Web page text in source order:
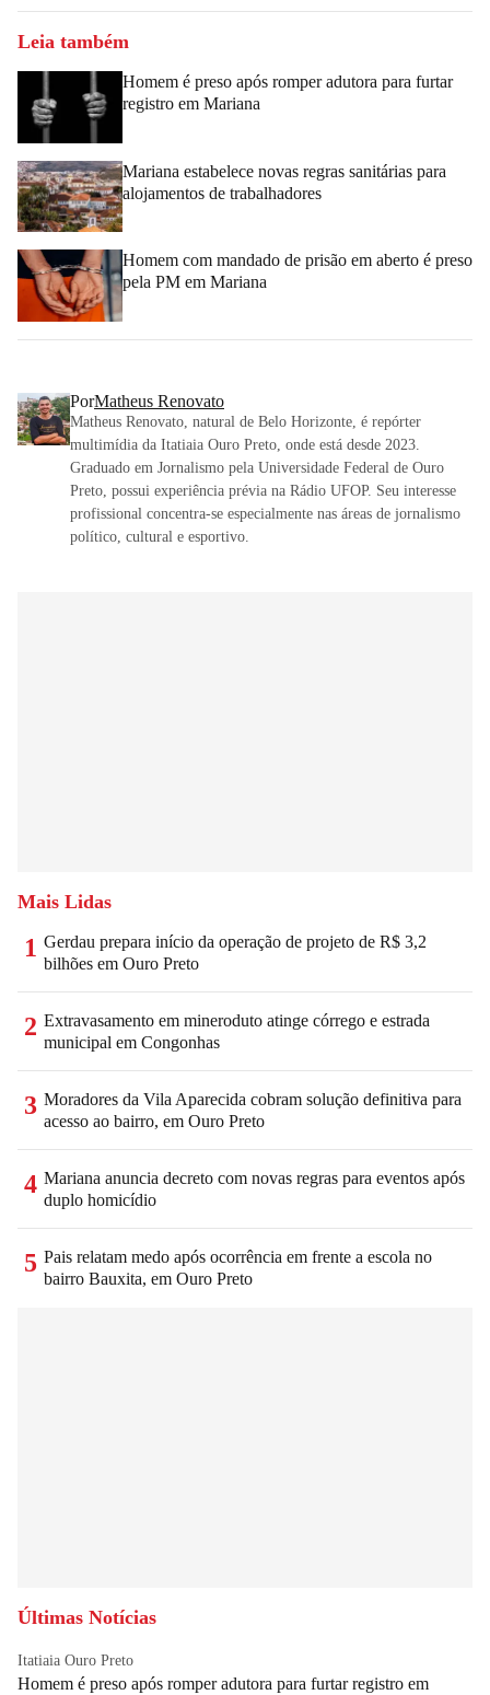
Leia também
Homem é preso após romper adutora para furtar
registro em Mariana
Mariana estabelece novas regras sanitárias para
alojamentos de trabalhadores
Homem com mandado de prisão em aberto é preso
pela PM em Mariana
PorMatheus Renovato
Matheus Renovato, natural de Belo Horizonte, é repórter
multimídia da Itatiaia Ouro Preto, onde está desde 2023.
Graduado em Jornalismo pela Universidade Federal de Ouro
Preto, possui experiência prévia na Rádio UFOP. Seu interesse
profissional concentra-se especialmente nas áreas de jornalismo
político, cultural e esportivo.
Mais Lidas
1 Gerdau prepara início da operação de projeto de R$ 3,2
bilhões em Ouro Preto
2 Extravasamento em mineroduto atinge córrego e estrada
municipal em Congonhas
3 Moradores da Vila Aparecida cobram solução definitiva para
acesso ao bairro, em Ouro Preto
4 Mariana anuncia decreto com novas regras para eventos após
duplo homicídio
5 Pais relatam medo após ocorrência em frente a escola no
bairro Bauxita, em Ouro Preto
Últimas Notícias
Itatiaia Ouro Preto
Homem é preso após romper adutora para furtar registro em